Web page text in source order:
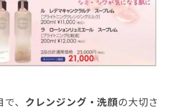
、 クレンジング・洗顔の大切さ